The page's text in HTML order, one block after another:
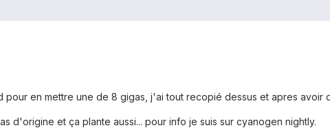
pour en mettre une de 8 gigas, j'ai tout recopié dessus et apres avoir
d'origine et ça plante aussi... pour info je suis sur cyanogen nightly.